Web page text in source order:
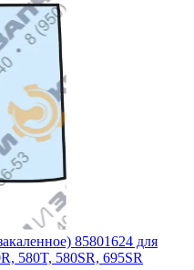
85801624 для
580T, 580SR, 695SR